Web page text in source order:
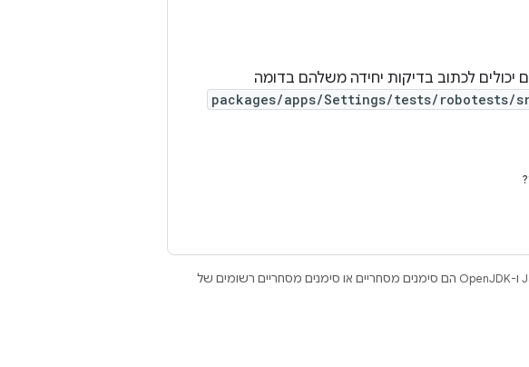
לכתוב בדיקות יחידה משלהם בדומה
packages/apps/Settings/tests/robotests/
.‏ Java ו-OpenJDK הם סימנים מסחריים או סימנים מסחריים רשומים של